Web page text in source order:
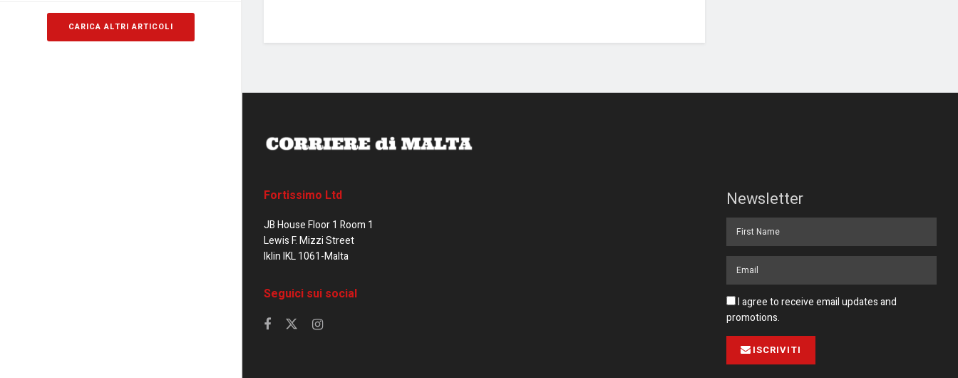
CARICA ALTRI ARTICOLI
Fortissimo Ltd
JB House Floor 1 Room 1
Lewis F. Mizzi Street
Iklin IKL 1061-Malta
Seguici sui social
Newsletter
I agree to receive email updates and
promotions.
ISCRIVITI